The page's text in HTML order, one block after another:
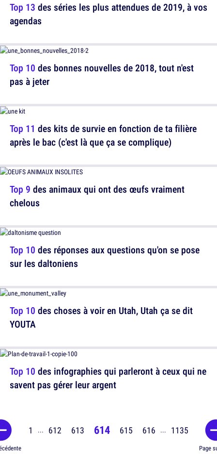
Top 10 des bonnes nouvelles de 2018, tout n'est
pas à jeter
Top 9 des animaux qui ont des œufs vraiment
chelous
Top 10 des choses à voir en Utah, Utah ça se dit
YOUTA
Top 13 des séries les plus attendues de 2019, à vos
agendas
Top 11 des kits de survie en fonction de ta filière
après le bac (c'est là que ça se complique)
Top 10 des réponses aux questions qu'on se pose
sur les daltoniens
Top 10 des infographies qui parleront à ceux qui ne
savent pas gérer leur argent
1 ... 612 613 614 615 616 ... 1135
Page